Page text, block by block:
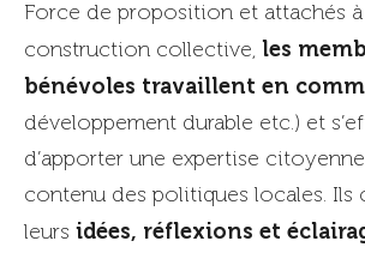
Force de proposition et attachés à
construction collective, les
bénévoles travaillent en
développement durable etc.) et
d’apporter une expertise
contenu des politiques locales. Ils
leurs idées, réflexions et